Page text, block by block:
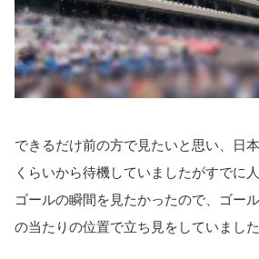
できるだけ前の方で見たいと思い、日
くらいから待機していましたがすでに
ゴールの瞬間を見たかったので、ゴー
の当たりの位置で立ち見をしていました